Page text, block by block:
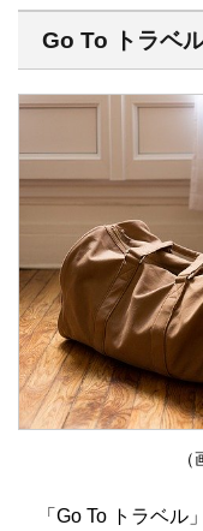
Go To トラベ
「Go To トラベル